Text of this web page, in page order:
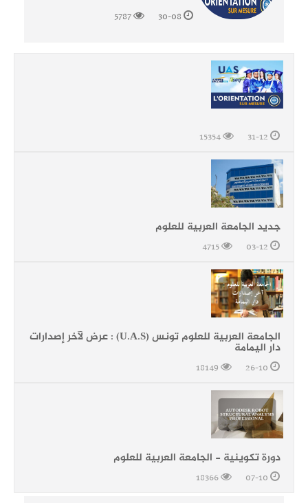
5787
جديد الجامعة العربية للعلوم
الجامعة العربية للعلوم تونس (U.A.S) : عرض لآخر إصدارات
دار اليمامة
دورة تكوينية - الجامعة العربية للعلوم